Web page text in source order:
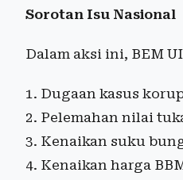
Sorotan Isu Nasional
Dalam aksi ini, BEM
Dugaan kasus
Pelemahan nilai
Kenaikan suku
Kenaikan harga